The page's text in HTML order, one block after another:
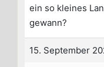
ein so kleines
gewann?
15. September